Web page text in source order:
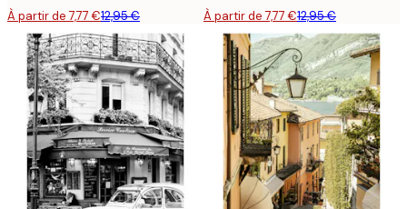
À partir de 7,77 €12,95 € À partir de 7,77 €12,95 €